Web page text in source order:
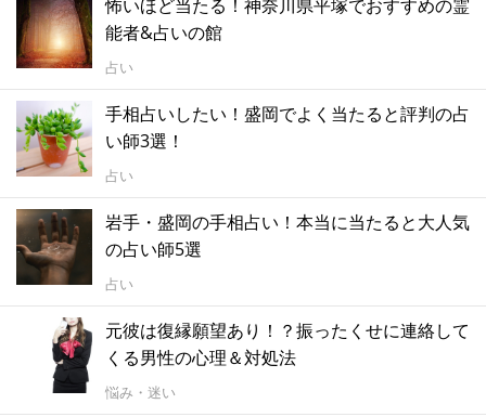
怖いほど当たる！神奈川県平塚でおすすめの霊
能者&占いの館
占い
手相占いしたい！盛岡でよく当たると評判の占
い師3選！
占い
岩手・盛岡の手相占い！本当に当たると大人気
の占い師5選
占い
元彼は復縁願望あり！？振ったくせに連絡して
くる男性の心理＆対処法
悩み・迷い